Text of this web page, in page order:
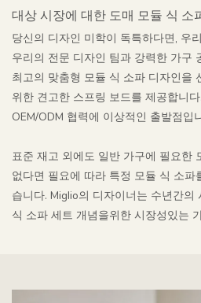
대상 시장에 대한 도매 모듈 식 소
당신의 디자인 미학이 독특하다면, 우
우리의 전문 디자인 팀과 강력한 가구
최고의 맞춤형 모듈 식 소파 디자인을
위한 견고한 스프링 보드를 제공합니
OEM/ODM 협력에 이상적인 출발점입
표준 재고 외에도 일반 가구에 필요한
없다면 필요에 따라 특정 모듈 식 소
습니다. Miglio의 디자이너는 수년간의
식 소파 세트 개념을위한 시장성있는